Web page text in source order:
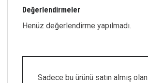
Değerlendirmeler
Henüz değerlendirme yapılmadı.
Sadece bu ürünü satın almış olan